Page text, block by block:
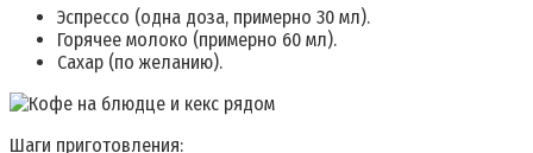
Эспрессо (одна доза, примерно 30 мл).
Горячее молоко (примерно 60 мл).
Сахар (по желанию).
Шаги приготовления: